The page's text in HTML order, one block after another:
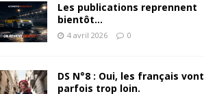
Les publications reprennent
bientôt…
4 avril 2026 0
DS N°8 : Oui, les français vont
parfois trop loin.